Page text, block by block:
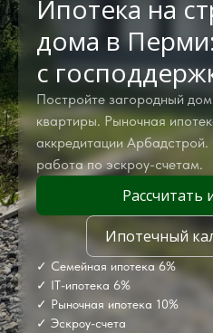
Ипотека на
дома в
с
Постройте загородный
квартиры. Рыночная
аккредитации
работа по эскроу-счетам.
Рассчитать
Ипотечный
✓ Семейная ипотека 6%
✓ IT-ипотека 6%
✓ Рыночная ипотека 10%
✓ Эскроу-счета